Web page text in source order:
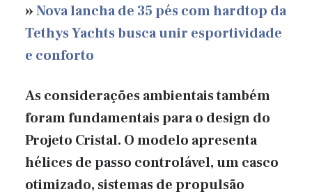
»Nova lancha de 35 pés com hardtop da
Tethys Yachts busca unir esportividade
e conforto
As considerações ambientais também
foram fundamentais para o design do
Projeto Cristal. O modelo apresenta
hélices de passo controlável, um casco
otimizado, sistemas de propulsão